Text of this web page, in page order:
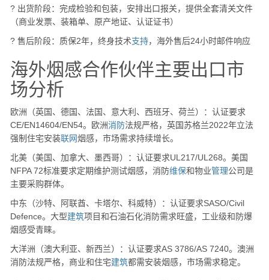
? 出货阶段：完成检验和包装，安排出口报关，提供全套清关文件
（商业发票、装箱单、原产地证、认证证书）
? 售后阶段：质保2年，终身技术支持，海外售后24小时邮件响应
海外烟感合作伙伴主要出口市
场分析
欧洲（英国、德国、法国、意大利、西班牙、荷兰）：认证要求
CE/EN14604/EN54。欧洲消防法规严格，英国苏格兰2022年立法
强制住宅安装联网烟感，市场需求持续增长。
北美（美国、加拿大、墨西哥）：认证要求UL217/UL268。美国
NFPA 72标准要求定期维护测试烟感，消防维保和物业管理公司是
主要采购群体。
中东（沙特、阿联酋、卡塔尔、科威特）：认证要求SASO/Civil
Defence。大型建筑项目和石油石化消防需求旺盛，工业级和防爆
烟感受青睐。
大洋洲（澳大利亚、新西兰）：认证要求AS 3786/AS 7240。澳洲
消防法规严格，商业和住宅建筑都需安装烟感，市场需求稳定。